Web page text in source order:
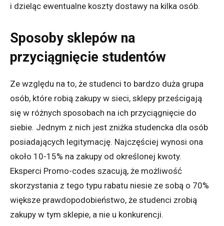
i dzieląc ewentualne koszty dostawy na kilka osób.
Sposoby sklepów na
przyciągnięcie studentów
Ze względu na to, że studenci to bardzo duża grupa
osób, które robią zakupy w sieci, sklepy prześcigają
się w różnych sposobach na ich przyciągnięcie do
siebie. Jednym z nich jest zniżka studencka dla osób
posiadających legitymację. Najczęściej wynosi ona
około 10-15% na zakupy od określonej kwoty.
Eksperci Promo-codes szacują, że możliwość
skorzystania z tego typu rabatu niesie ze sobą o 70%
większe prawdopodobieństwo, że studenci zrobią
zakupy w tym sklepie, a nie u konkurencji.